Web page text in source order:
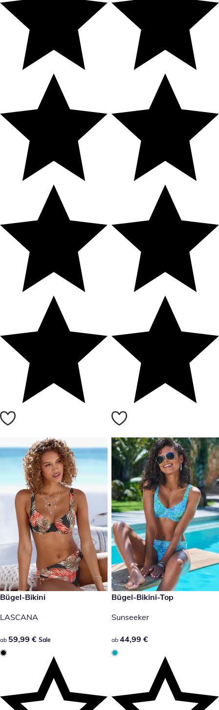
59,99 €
Sale
Bügel-Bikini
LASCANA
59,99 €
ab 59,99 € Sale
44,99 €
Bügel-Bikini-Top
Sunseeker
44,99 €
ab 44,99 €